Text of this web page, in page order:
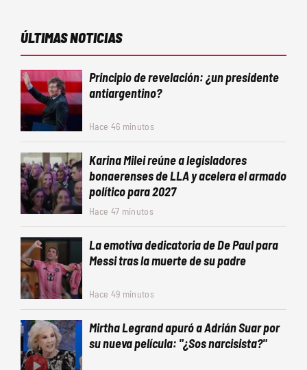
ÚLTIMAS NOTICIAS
Principio de revelación: ¿un presidente
antiargentino?
Hace 46 minutos
Karina Milei reúne a legisladores
bonaerenses de LLA y acelera el armado
político para 2027
Hace 47 minutos
La emotiva dedicatoria de De Paul para
Messi tras la muerte de su padre
Hace 49 minutos
Mirtha Legrand apuró a Adrián Suar por
su nueva película: "¿Sos narcisista?"